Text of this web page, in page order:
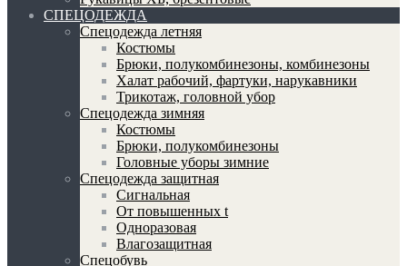
СПЕЦОДЕЖДА
Спецодежда летняя
Костюмы
Брюки, полукомбинезоны, комбинезоны
Халат рабочий, фартуки, нарукавники
Трикотаж, головной убор
Спецодежда зимняя
Костюмы
Брюки, полукомбинезоны
Головные уборы зимние
Спецодежда защитная
Сигнальная
От повышенных t
Одноразовая
Влагозащитная
Спецобувь